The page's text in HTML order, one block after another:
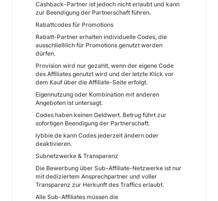
Cashback-Partner ist jedoch nicht erlaubt und kann
zur Beendigung der Partnerschaft führen.
Rabattcodes für Promotions
Rabatt-Partner erhalten individuelle Codes, die
ausschließlich für Promotions genutzt werden
dürfen.
Provision wird nur gezahlt, wenn der eigene Code
des Affiliates genutzt wird und der letzte Klick vor
dem Kauf über die Affiliate-Seite erfolgt.
Eigennutzung oder Kombination mit anderen
Angeboten ist untersagt.
Codes haben keinen Geldwert. Betrug führt zur
sofortigen Beendigung der Partnerschaft.
lybbie.de kann Codes jederzeit ändern oder
deaktivieren.
Subnetzwerke & Transparenz
Die Bewerbung über Sub-Affiliate-Netzwerke ist nur
mit dediziertem Ansprechpartner und voller
Transparenz zur Herkunft des Traffics erlaubt.
Alle Sub-Affiliates müssen die